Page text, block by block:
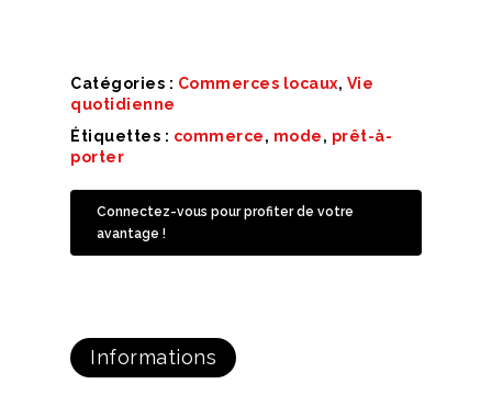
Catégories : Commerces locaux, Vie
quotidienne
Étiquettes : commerce, mode, prêt-à-
porter
Connectez-vous pour profiter de votre
avantage !
Informations